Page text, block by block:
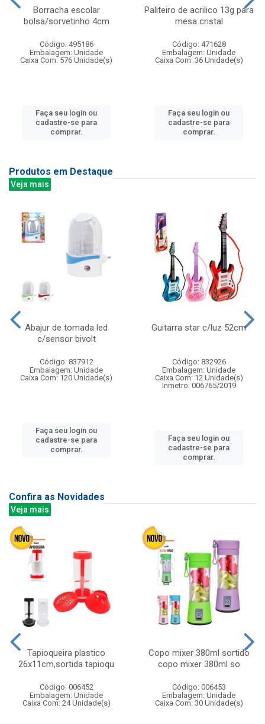
Borracha escolar
bolsa/sorvetinho 4cm
Código: 495186
Embalagem: Unidade
Caixa Com: 576 Unidade(s)
Faça seu login ou
cadastre-se para
comprar.
Paliteiro de acrilico 13g para
mesa cristal
Código: 471628
Embalagem: Unidade
Caixa Com: 36 Unidade(s)
Faça seu login ou
cadastre-se para
comprar.
Produtos em Destaque
Veja mais
Abajur de tomada led
c/sensor bivolt
Código: 837912
Embalagem: Unidade
Caixa Com: 120 Unidade(s)
Faça seu login ou
cadastre-se para
comprar.
Guitarra star c/luz 52cm
Código: 832926
Embalagem: Unidade
Caixa Com: 12 Unidade(s)
Inmetro: 006765/2019
Faça seu login ou
cadastre-se para
comprar.
Confira as Novidades
Veja mais
Tapioqueira plastico
26x11cm,sortida tapioqu
Código: 006452
Embalagem: Unidade
Caixa Com: 24 Unidade(s)
Copo mixer 380ml sortido
copo mixer 380ml so
Código: 006453
Embalagem: Unidade
Caixa Com: 30 Unidade(s)